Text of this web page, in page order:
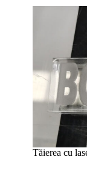
Tăierea cu